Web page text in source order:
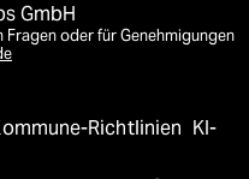
GmbH
oder für Genehmigungen
Richtlinien KI-